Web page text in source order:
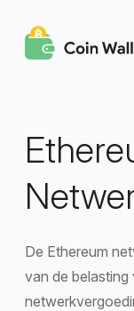
De Ethereum
van de